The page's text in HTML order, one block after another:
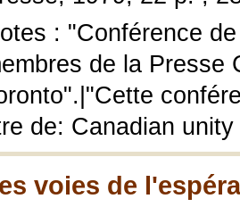
: "Conférence
de la Presse
de: Canadian
voies de